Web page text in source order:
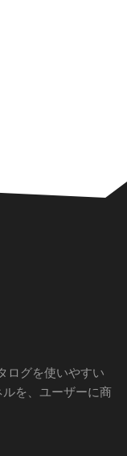
ログを使いやすい
を、ユーザーに商